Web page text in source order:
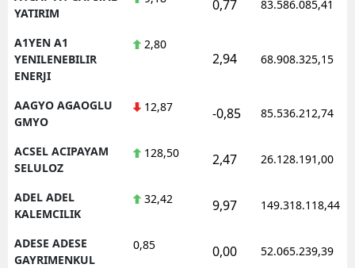
YATIRIM
0,77 83.586.085,41
A1YEN A1
YENILENEBILIR
ENERJI
2,80
2,94 68.908.325,15
AAGYO AGAOGLU
GMYO
12,87 -0,85 85.536.212,74
ACSEL ACIPAYAM
SELULOZ
128,50 2,47 26.128.191,00
ADEL ADEL
KALEMCILIK
32,42 9,97 149.318.118,44
ADESE ADESE
GAYRIMENKUL
0,85 0,00 52.065.239,39